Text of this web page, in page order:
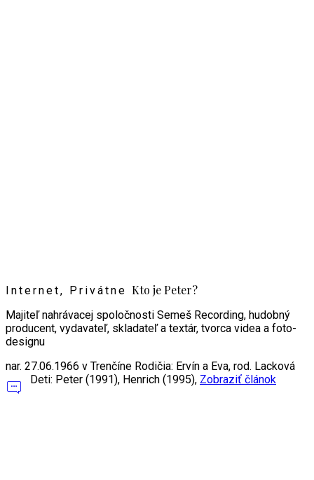
Internet, Privátne Kto je Peter?
Majiteľ nahrávacej spoločnosti Semeš Recording, hudobný
producent, vydavateľ, skladateľ a textár, tvorca videa a foto-
designu
nar. 27.06.1966 v Trenčíne Rodičia: Ervín a Eva, rod. Lacková
Deti: Peter (1991), Henrich (1995), Zobraziť článok